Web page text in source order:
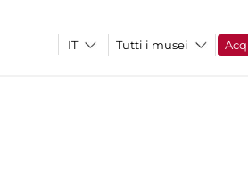
Tutti i musei